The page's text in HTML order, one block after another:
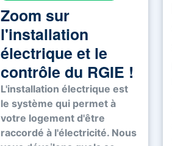
Zoom sur
l'installation
électrique et le
contrôle du RGIE !
L'installation électrique est
le système qui permet à
votre logement d'être
raccordé à l'électricité. Nous